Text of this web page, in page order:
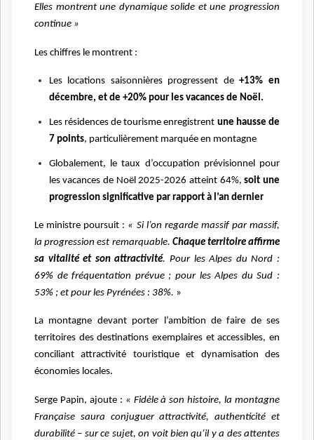
Elles montrent une dynamique solide et une progression
continue »
Les chiffres le montrent :
Les locations saisonnières progressent de+13% en
décembre, et de +20% pour les vacances de Noël.
Les résidences de tourisme enregistrent une hausse de
7 points, particulièrement marquée en montagne
Globalement, le taux d’occupation prévisionnel pour
les vacances de Noël 2025-2026 atteint 64%,soit une
progression significative par rapport à l’an dernier
Le ministre poursuit : « Si l’on regarde massif par massif,
la progression est remarquable. Chaque territoire affirme
sa vitalité et son attractivité. Pour les Alpes du Nord :
69% de fréquentation prévue ; pour les Alpes du Sud :
53% ; et pour les Pyrénées : 38%. »
La montagne devant porter l’ambition de faire de ses
territoires des destinations exemplaires et accessibles, en
conciliant attractivité touristique et dynamisation des
économies locales.
Serge Papin, ajoute : « Fidèle à son histoire, la montagne
Française saura conjuguer attractivité, authenticité et
durabilité – sur ce sujet, on voit bien qu’il y a des attentes